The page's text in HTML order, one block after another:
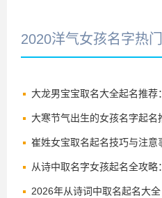
2020洋气女孩名字热
大龙男宝宝取名大全起名推荐
大寒节气出生的女孩名字起
崔姓女宝取名起名技巧与注意
从诗中取名字女孩起名全攻
2026年从诗词中取名起名大